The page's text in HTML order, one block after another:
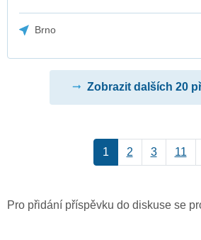
Brno
Zobrazit dalších 20
1 2 3 11
Pro přidání příspěvku do diskuse se